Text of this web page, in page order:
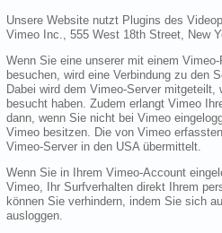
Unsere Website nutzt Plugins des
Vimeo Inc., 555 West 18th Street, New
Wenn Sie eine unserer mit einem
besuchen, wird eine Verbindung zu den
Dabei wird dem Vimeo-Server mitgeteilt,
besucht haben. Zudem erlangt Vimeo
dann, wenn Sie nicht bei Vimeo
Vimeo besitzen. Die von Vimeo
Vimeo-Server in den USA übermittelt.
Wenn Sie in Ihrem Vimeo-Account
Vimeo, Ihr Surfverhalten direkt Ihrem
können Sie verhindern, indem Sie sich
ausloggen.